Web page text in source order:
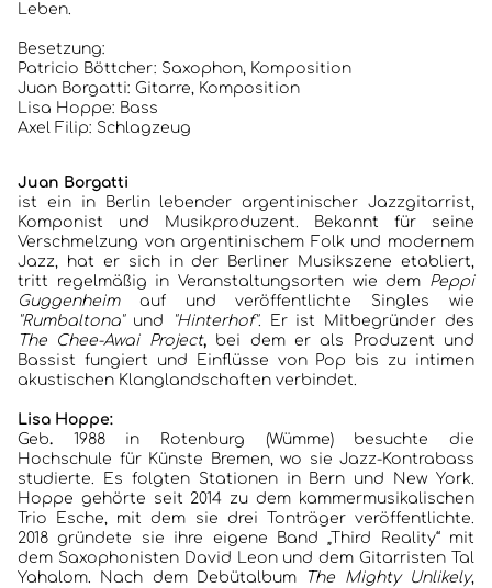
Leben.
Besetzung:
Patricio Böttcher: Saxophon, Komposition
Juan Borgatti: Gitarre, Komposition
Lisa Hoppe: Bass
Axel Filip: Schlagzeug
Juan Borgatti
ist ein in Berlin lebender argentinischer Jazzgitarrist,
Komponist und Musikproduzent. Bekannt für seine
Verschmelzung von argentinischem Folk und modernem
Jazz, hat er sich in der Berliner Musikszene etabliert,
tritt regelmäßig in Veranstaltungsorten wie dem Peppi
Guggenheimauf und veröffentlichte Singles wie
"Rumbaltona"und "Hinterhof". Er ist Mitbegründer des
The Chee-Awai Project, bei dem er als Produzent und
Bassist fungiert und Einflüsse von Pop bis zu intimen
akustischen Klanglandschaften verbindet.
Lisa Hoppe:
Geb. 1988 in Rotenburg (Wümme) besuchte die
Hochschule für Künste Bremen, wo sie Jazz-Kontrabass
studierte. Es folgten Stationen in Bern und New York.
Hoppe gehörte seit 2014 zu dem kammermusikalischen
Trio Esche, mit dem sie drei Tonträger veröffentlichte.
2018 gründete sie ihre eigene Band „Third Reality“ mit
dem Saxophonisten David Leon und dem Gitarristen Tal
Yahalom. Nach dem Debütalbum
The Mighty Unlikely,